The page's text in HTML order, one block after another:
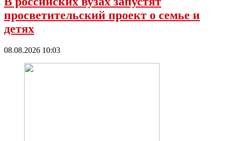
просветительский проект о семье и
детях
08.08.2026 10:03